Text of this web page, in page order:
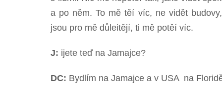
a po něm. To mě těí víc, ne vidět
jsou pro mě důleitějí, ti mě potěí víc.
J: ijete teď na Jamajce?
DC: Bydlím na Jamajce a v USA  na